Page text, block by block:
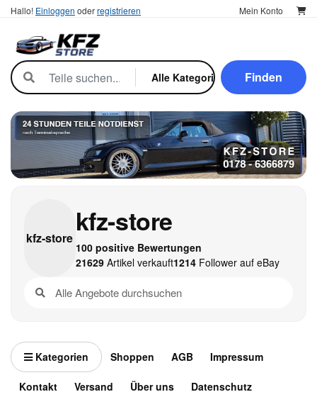
Hallo! Einloggen oderregistrieren Mein Konto
Finden
kfz-store
kfz-store
100 positive Bewertungen
21629Artikel verkauft1214Follower auf eBay
Kategorien Shoppen AGB Impressum
Kontakt Versand Über uns Datenschutz